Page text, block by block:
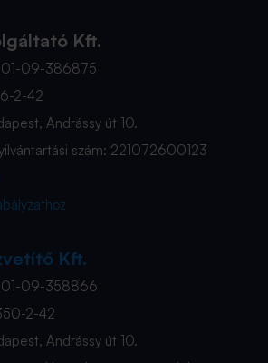
Kft.
01-09-386875
2-42
Andrássy út 10.
szám: 221072600123
Kft.
01-09-358866
2-42
Andrássy út 10.